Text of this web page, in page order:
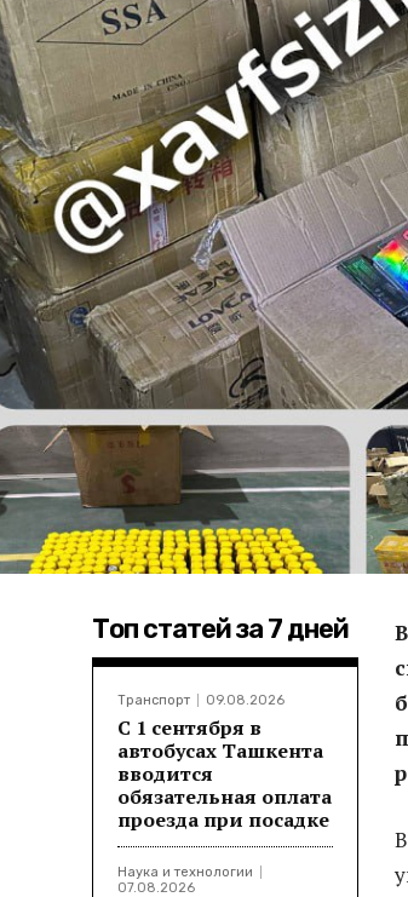
Топ статей за 7 дней
Транспорт 09.08.2026
С 1 сентября в
автобусах Ташкента
вводится
обязательная оплата
проезда при посадке
Наука и технологии
07.08.2026